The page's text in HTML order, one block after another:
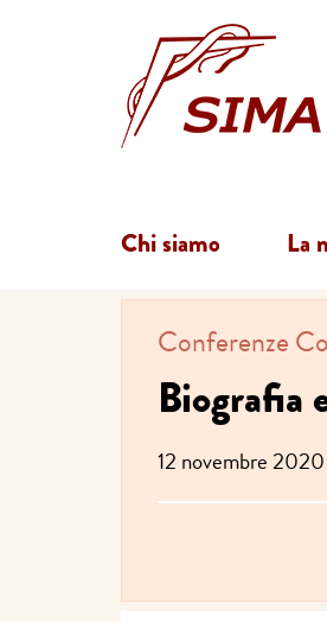
Chi siamo La
Conferenze
Biografia
12 novembre